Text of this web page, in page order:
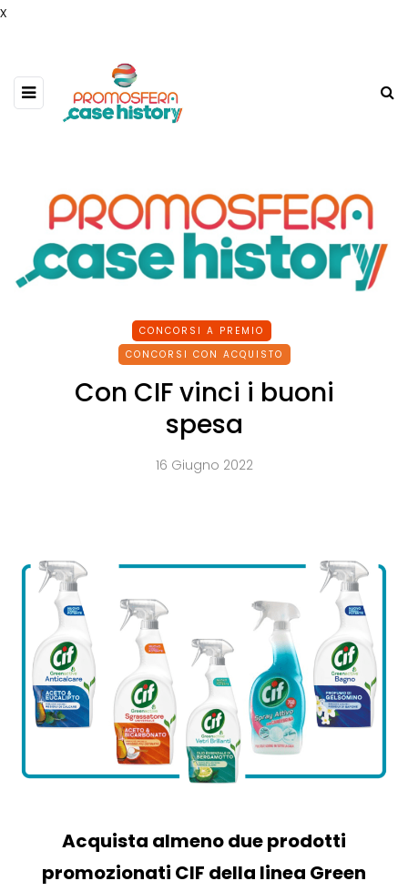
x
CONCORSI A PREMIO
CONCORSI CON ACQUISTO
Con CIF vinci i buoni
spesa
16 Giugno 2022
Acquista almeno due prodotti
promozionati CIF della linea Green